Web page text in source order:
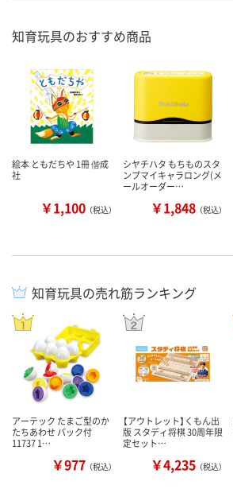
知育玩具のおすすめ商品
絵本 ともだちや 1冊 偕成
社
￥1,100 （税込）
シヤチハタ もちものスタ
ンプマイキャラロング(メ
ールオーダー…
￥1,848 （税込）
知育玩具の売れ筋ランキング
アーテック たまご型のか
たちあわせ パック付
11737 1…
￥977 （税込）
【アウトレット】くもん出
版 スタディ将棋 30周年限
定セット…
￥4,235 （税込）